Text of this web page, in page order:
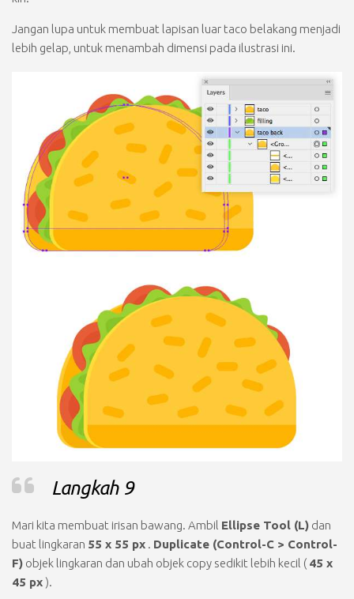
Jangan lupa untuk membuat lapisan luar taco belakang menjadi
lebih gelap, untuk menambah dimensi pada ilustrasi ini.
Langkah 9
Mari kita membuat irisan bawang. Ambil Ellipse Tool (L) dan
buat lingkaran 55 x 55 px . Duplicate (Control-C > Control-
F) objek lingkaran dan ubah objek copy sedikit lebih kecil ( 45 x
45 px).